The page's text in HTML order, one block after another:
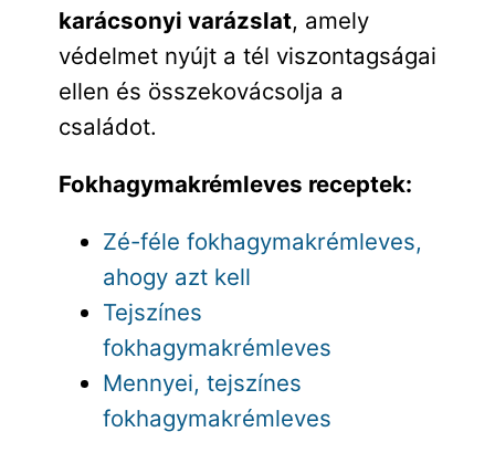
karácsonyi varázslat, amely
védelmet nyújt a tél viszontagságai
ellen és összekovácsolja a
családot.
Fokhagymakrémleves receptek:
Zé-féle fokhagymakrémleves,
ahogy azt kell
Tejszínes
fokhagymakrémleves
Mennyei, tejszínes
fokhagymakrémleves